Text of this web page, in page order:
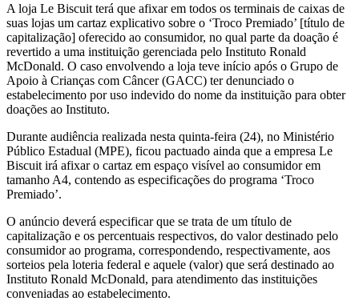
A loja Le Biscuit terá que afixar em todos os terminais de caixas de
suas lojas um cartaz explicativo sobre o ‘Troco Premiado’ [título de
capitalização] oferecido ao consumidor, no qual parte da doação é
revertido a uma instituição gerenciada pelo Instituto Ronald
McDonald. O caso envolvendo a loja teve início após o Grupo de
Apoio à Crianças com Câncer (GACC) ter denunciado o
estabelecimento por uso indevido do nome da instituição para obter
doações ao Instituto.
Durante audiência realizada nesta quinta-feira (24), no Ministério
Público Estadual (MPE), ficou pactuado ainda que a empresa Le
Biscuit irá afixar o cartaz em espaço visível ao consumidor em
tamanho A4, contendo as especificações do programa ‘Troco
Premiado’.
O anúncio deverá especificar que se trata de um título de
capitalização e os percentuais respectivos, do valor destinado pelo
consumidor ao programa, correspondendo, respectivamente, aos
sorteios pela loteria federal e aquele (valor) que será destinado ao
Instituto Ronald McDonald, para atendimento das instituições
conveniadas ao estabelecimento.